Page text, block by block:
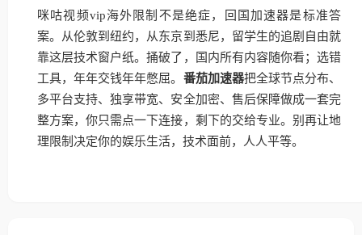
咪咕视频vip海外限制不是绝症，回国加速器是标准答
案。从伦敦到纽约，从东京到悉尼，留学生的追剧自由就
靠这层技术窗户纸。捅破了，国内所有内容随你看；选错
工具，年年交钱年年憋屈。 番茄加速器把全球节点分布、
多平台支持、独享带宽、安全加密、售后保障做成一套完
整方案，你只需点一下连接，剩下的交给专业。别再让地
理限制决定你的娱乐生活，技术面前，人人平等。